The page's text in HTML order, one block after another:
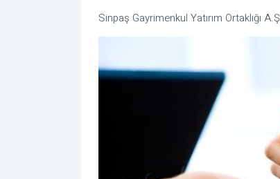
Sinpaş Gayrimenkul Yatırım Ortaklığı